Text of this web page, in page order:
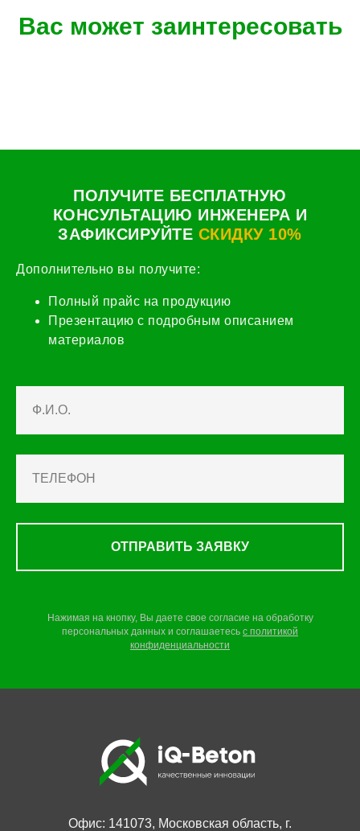
Вас может заинтересовать
ПОЛУЧИТЕ БЕСПЛАТНУЮ
КОНСУЛЬТАЦИЮ ИНЖЕНЕРА И
ЗАФИКСИРУЙТЕ СКИДКУ 10%
Дополнительно вы получите:
Полный прайс на продукцию
Презентацию с подробным описанием
материалов
ОТПРАВИТЬ ЗАЯВКУ
Нажимая на кнопку, Вы даете свое согласие на обработку
персональных данных и соглашаетесь c политикой
конфиденциальности
Офис: 141073, Московская область, г.